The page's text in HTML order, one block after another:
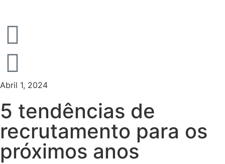
Abril 1, 2024
5 tendências de
recrutamento para os
próximos anos